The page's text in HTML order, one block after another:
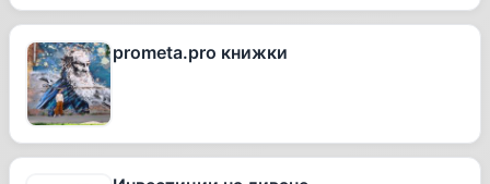
prometa.pro книжки